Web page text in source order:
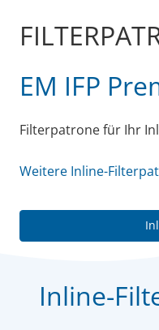
EM IFP
Filterpatrone für Ihr
Weitere Inline-
Inline-